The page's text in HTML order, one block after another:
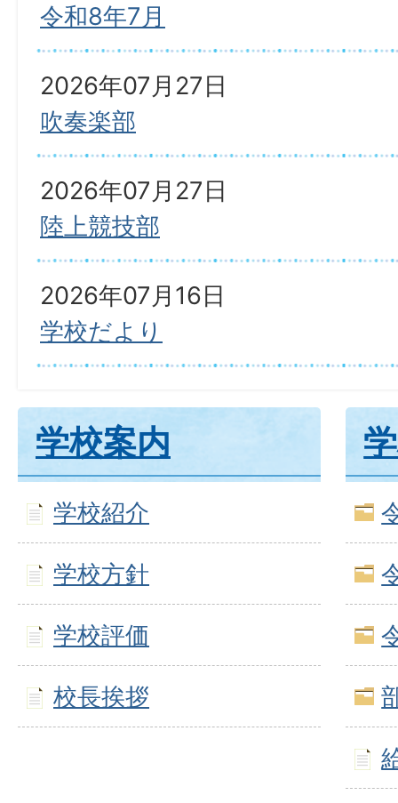
令和8年7月
2026年07月27日
吹奏楽部
2026年07月27日
陸上競技部
2026年07月16日
学校だより
学校案内
学校紹介
学校方針
学校評価
校長挨拶